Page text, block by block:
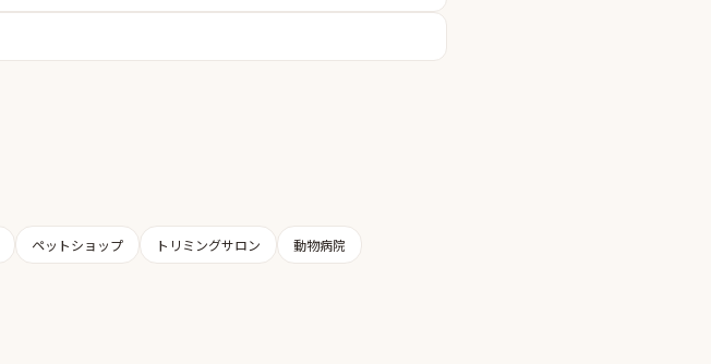
ペットショップ トリミングサロン 動物病院